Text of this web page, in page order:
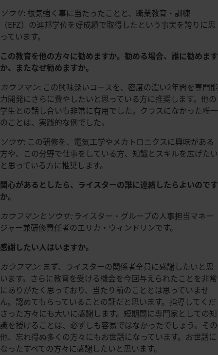
ソウサ: 根気強く事に当たったことと、職業教育・訓練
（EFZ）の連邦学位を好成績で取得したという事実を誇りに思
っています。
この教育を他の方々に勧めますか。勧める場合、誰に勧めます
か、またなぜ勧めますか。
カウフマン: この興味深いコースを、密度の濃い2年間を専門能
力開発にさらに費やしたいと思っている方に推奨します。他の
学生との話し合いも非常に有用でした。クラスになかった唯一
のことは、実践的な例でした。
ソウサ: この研修を、電気工学やメカトロニクスに興味がある
方や、この分野で仕事をしている方、知識とスキルを広げたい
と思っている方に推奨します。
関心があるとしたら、ライスターの誰に連絡したらよいのです
か。
カウフマンとソウサ:ライスター・グループの人事担当マネー
ジャー兼研修責任者のエリカ・ウィンドリンです。
感謝したい人はいますか。
カウフマン: まず、ライスターの関係者全員に感謝したいと思
います。さらに教育を受ける機会を今回与えられたことを非常
にありがたく思っており、当たり前のこととは思っていませ
ん。認めてもらっていることの証だと思います。指導してくだ
さった方々にも大いに感謝します。短期間に専門家としての知
識を授けることは、必ずしも容易ではなかったでしょう。その
他、忘れ得ぬ多くの方々にもお世話になっています。お世話に
なったすべての方々に感謝したいと思います。